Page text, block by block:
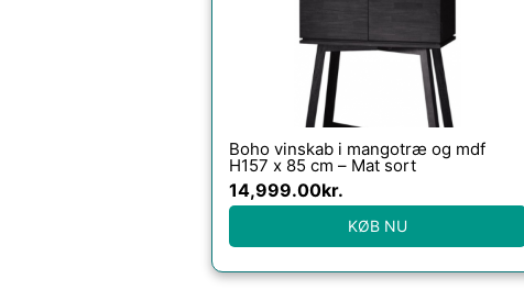
Boho vinskab i mangotræ og mdf
H157 x 85 cm – Mat sort
14,999.00kr.
KØB NU